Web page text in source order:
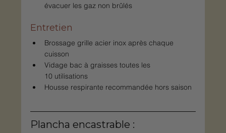
évacuer les gaz non brûlés
Entretien
Brossage grille acier inox après chaque
cuisson
Vidage bac à graisses toutes les
10 utilisations
Housse respirante recommandée hors saison
Plancha encastrable :